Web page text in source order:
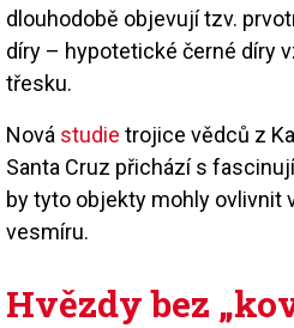
dlouhodobě objevují tzv.
díry – hypotetické černé díry
třesku.
Nová studie trojice vědců z
Santa Cruz přichází s
by tyto objekty mohly ovlivnit
vesmíru.
Hvězdy bez